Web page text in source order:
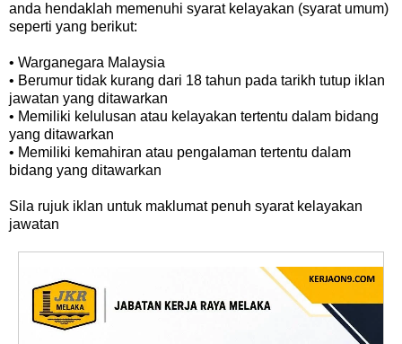
anda hendaklah memenuhi syarat kelayakan (syarat umum)
seperti yang berikut:
• Warganegara Malaysia
• Berumur tidak kurang dari 18 tahun pada tarikh tutup iklan
jawatan yang ditawarkan
• Memiliki kelulusan atau kelayakan tertentu dalam bidang
yang ditawarkan
• Memiliki kemahiran atau pengalaman tertentu dalam
bidang yang ditawarkan
Sila rujuk iklan untuk maklumat penuh syarat kelayakan
jawatan